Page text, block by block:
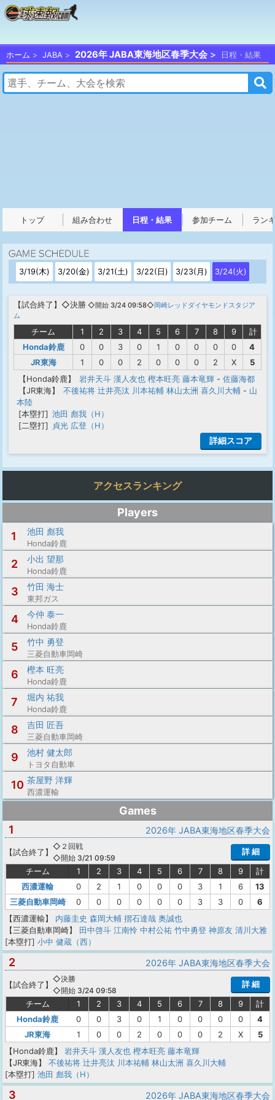
ホーム JABA 2026年 JABA東海地区春季大会 日程・結果
トップ 組み合わせ 日程・結果 参加チーム ラン
3/19(木) 3/20(金) 3/21(土) 3/22(日) 3/23(月) 3/24(火)
【試合終了 】◇決勝 ◇開始 3/24 09:58◇ 岡崎レッドダイヤモンドスタジア
ム
チーム 1 2 3 4 5 6 7 8 9
計
Honda鈴鹿
0 0 3 0 1 0 0 0 0
4
JR東海
1 0 0 2 0 0 0 2 X
5
【Honda鈴鹿】
岩井天斗 漢人友也 樫本旺亮 藤本竜輝 - 佐藤海都
【JR東海】
不後祐将 辻井亮汰 川本祐輔 林山太洲 喜久川大輔 - 山
本陸
[本塁打] 池田 彪我（H）
[二塁打] 貞光 広登（H）
詳細スコア
アクセスランキング
Players
1
池田 彪我
Honda鈴鹿
2 小出 望那
Honda鈴鹿
3 竹田 海士
東邦ガス
4 今仲 泰一
Honda鈴鹿
5 竹中 勇登
三菱自動車岡崎
6 樫本 旺亮
Honda鈴鹿
7 堀内 祐我
Honda鈴鹿
8 吉田 匠吾
三菱自動車岡崎
9 池村 健太郎
トヨタ自動車
10 茶屋野 洋輝
西濃運輸
Games
1
2026年 JABA東海地区春季大会
【試合終了 】
◇２回戦
◇開始 3/21 09:59
詳 細
チーム 1 2 3 4 5 6 7 8 9
計
西濃運輸
0 2 1 0 0 0 3 1 6
13
三菱自動車岡崎
0 0 0 0 0 0 3 3 0
6
【西濃運輸】
内藤圭史 森岡大輔 摺石達哉 奥誠也
【三菱自動車岡崎】
田中啓斗 江南怜 中村公祐 竹中勇登 神原友 清川大雅
[本塁打] 小中 健蔵（西）
2 2026年 JABA東海地区春季大会
【試合終了 】
◇決勝
◇開始 3/24 09:58
詳 細
チーム 1 2 3 4 5 6 7 8 9
計
Honda鈴鹿
0 0 3 0 1 0 0 0 0
4
JR東海
1 0 0 2 0 0 0 2 X
5
【Honda鈴鹿】
岩井天斗 漢人友也 樫本旺亮 藤本竜輝
【JR東海】
不後祐将 辻井亮汰 川本祐輔 林山太洲 喜久川大輔
[本塁打] 池田 彪我（H）
3 2026年 JABA東海地区春季大会